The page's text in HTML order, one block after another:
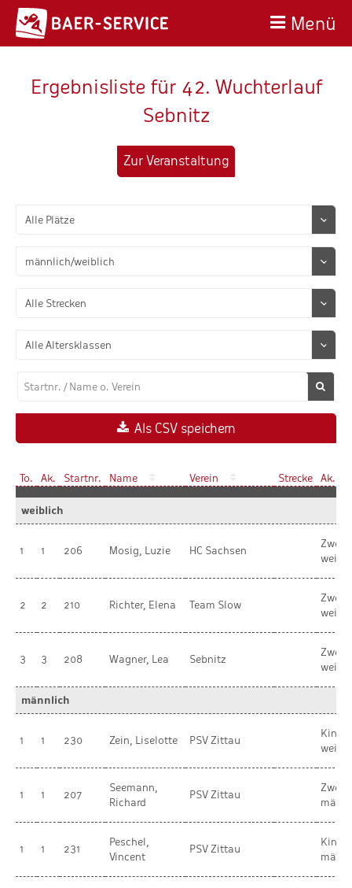
Menü
Ergebnisliste für 42. Wuchterlauf
Sebnitz
Zur Veranstaltung
Als CSV speichern
To. Ak. Startnr. Name Verein Strecke Ak.
weiblich
1 1 206 Mosig, Luzie HC Sachsen
2 2 210 Richter, Elena Team Slow
3 3 208 Wagner, Lea Sebnitz
männlich
1 1 230 Zein, Liselotte PSV Zittau
Kinder
1 1 207
Seemann,
Richard
PSV Zittau
1 1 231
Peschel,
Vincent
PSV Zittau
Kinder